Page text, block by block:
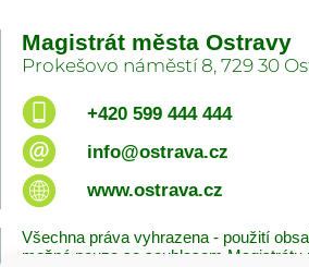
Magistrát města Ostravy
Prokešovo náměstí 8, 729 30
+420 599 444 444
info@ostrava.cz
www.ostrava.cz
Všechna práva vyhrazena - použití
možné pouze se souhlasem Magistrátu